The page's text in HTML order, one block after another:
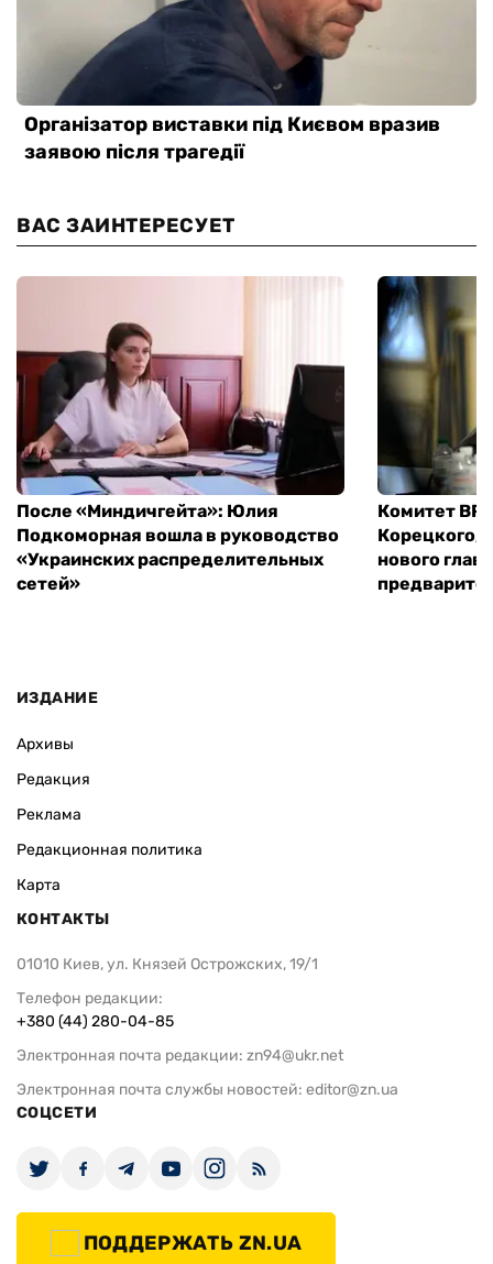
ВАС ЗАИНТЕРЕСУЕТ
После «Миндичгейта»: Юлия
Подкоморная вошла в руководство
«Украинских распределительных
сетей»
Комитет ВР
Корецкого,
нового
ИЗДАНИЕ
Архивы
Редакция
Реклама
Редакционная политика
Карта
КОНТАКТЫ
01010 Киев, ул. Князей Острожских, 19/1
Телефон редакции:
+380 (44) 280-04-85
Электронная почта редакции: zn94@ukr.net
Электронная почта службы новостей: editor@zn.ua
СОЦСЕТИ
ПОДДЕРЖАТЬ ZN.UA